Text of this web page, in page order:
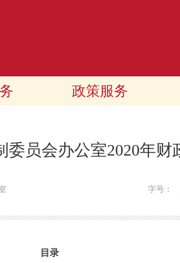
政策服务
员会办公室2020年财
字号：
目录